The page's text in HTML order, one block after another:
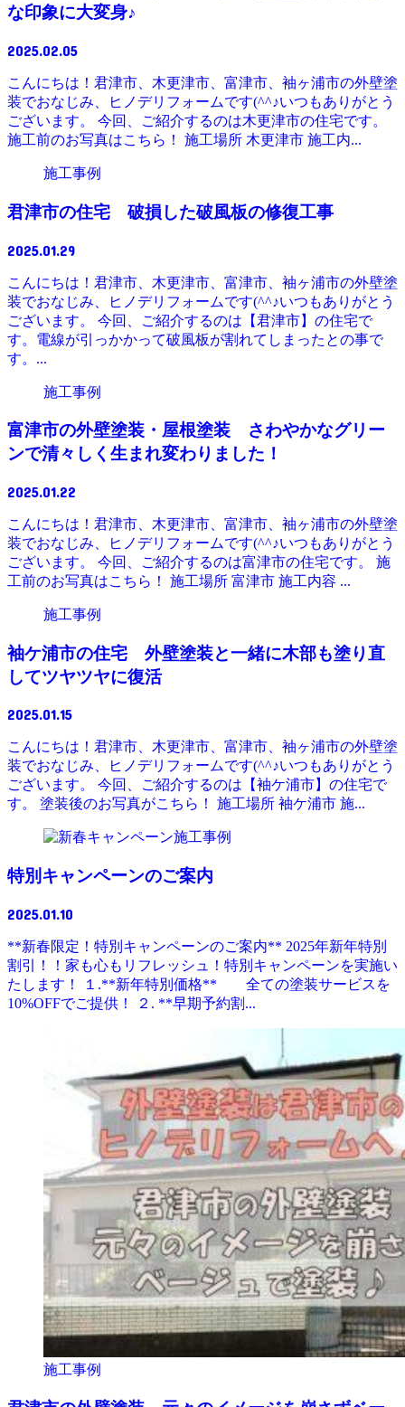
な印象に大変身♪
2025.02.05
こんにちは！君津市、木更津市、富津市、袖ヶ浦市の外壁塗
装でおなじみ、ヒノデリフォームです(^^♪いつもありがとう
ございます。 今回、ご紹介するのは木更津市の住宅です。
施工前のお写真はこちら！ 施工場所 木更津市 施工内...
施工事例
君津市の住宅 破損した破風板の修復工事
2025.01.29
こんにちは！君津市、木更津市、富津市、袖ヶ浦市の外壁塗
装でおなじみ、ヒノデリフォームです(^^♪いつもありがとう
ございます。 今回、ご紹介するのは【君津市】の住宅で
す。電線が引っかかって破風板が割れてしまったとの事で
す。...
施工事例
富津市の外壁塗装・屋根塗装 さわやかなグリー
ンで清々しく生まれ変わりました！
2025.01.22
こんにちは！君津市、木更津市、富津市、袖ヶ浦市の外壁塗
装でおなじみ、ヒノデリフォームです(^^♪いつもありがとう
ございます。 今回、ご紹介するのは富津市の住宅です。 施
工前のお写真はこちら！ 施工場所 富津市 施工内容 ...
施工事例
袖ケ浦市の住宅 外壁塗装と一緒に木部も塗り直
してツヤツヤに復活
2025.01.15
こんにちは！君津市、木更津市、富津市、袖ヶ浦市の外壁塗
装でおなじみ、ヒノデリフォームです(^^♪いつもありがとう
ございます。 今回、ご紹介するのは【袖ケ浦市】の住宅で
す。 塗装後のお写真がこちら！ 施工場所 袖ケ浦市 施...
施工事例
特別キャンペーンのご案内
2025.01.10
**新春限定！特別キャンペーンのご案内** 2025年新年特別
割引！！家も心もリフレッシュ！特別キャンペーンを実施い
たします！ １.**新年特別価格** 全ての塗装サービスを
10%OFFでご提供！ ２. **早期予約割...
施工事例